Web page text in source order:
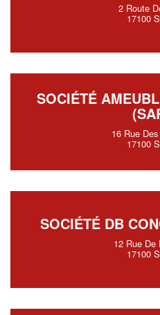
2 Route
17100
SOCIÉTÉ
16 Rue
17100
SOCIÉTÉ DB
12 Rue De
17100